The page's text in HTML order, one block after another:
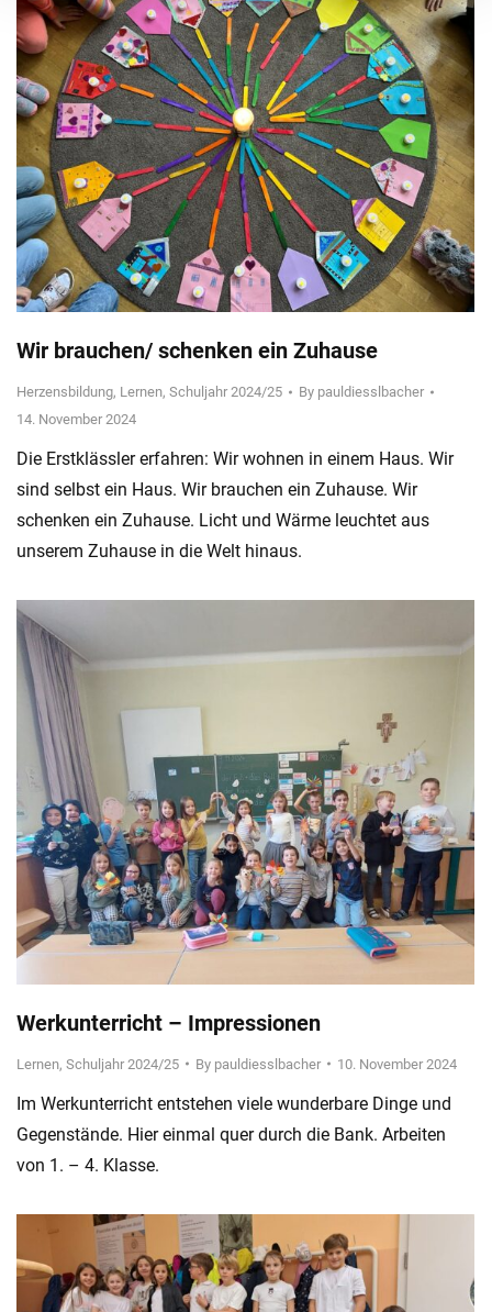
Wir brauchen/ schenken ein Zuhause
Herzensbildung, Lernen, Schuljahr 2024/25 By pauldiesslbacher
14. November 2024
Die Erstklässler erfahren: Wir wohnen in einem Haus. Wir
sind selbst ein Haus. Wir brauchen ein Zuhause. Wir
schenken ein Zuhause. Licht und Wärme leuchtet aus
unserem Zuhause in die Welt hinaus.
Werkunterricht – Impressionen
Lernen, Schuljahr 2024/25 By pauldiesslbacher 10. November 2024
Im Werkunterricht entstehen viele wunderbare Dinge und
Gegenstände. Hier einmal quer durch die Bank. Arbeiten
von 1. – 4. Klasse.